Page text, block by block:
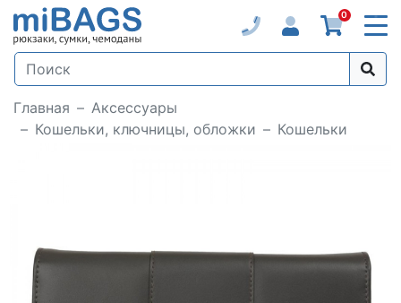
0
Главная
Аксессуары
Кошельки, ключницы, обложки
Кошельки